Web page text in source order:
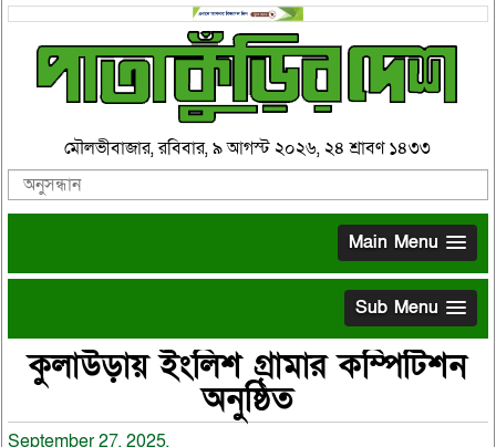
মৌলভীবাজার, রবিবার, ৯ আগস্ট ২০২৬, ২৪ শ্রাবণ ১৪৩৩
Main Menu
Sub Menu
কুলাউড়ায় ইংলিশ গ্রামার কম্পিটিশন
অনুষ্ঠিত
September 27, 2025,